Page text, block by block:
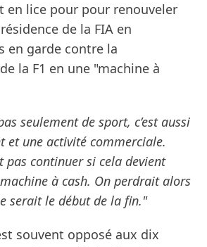
en lice pour pour renouveler
de la FIA en
en garde contre la
la F1 en une "machine à
seulement de sport, c’est aussi
et une activité commerciale.
pas continuer si cela devient
à cash. On perdrait alors
serait le début de la fin."
souvent opposé aux dix